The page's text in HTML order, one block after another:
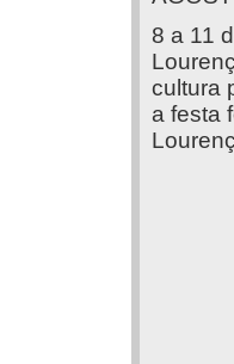
8 a 11
cultura
a festa